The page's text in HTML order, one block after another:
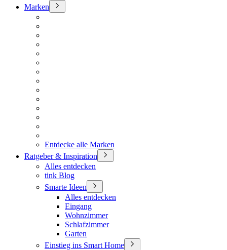
Marken
Entdecke alle Marken
Ratgeber & Inspiration
Alles entdecken
tink Blog
Smarte Ideen
Alles entdecken
Eingang
Wohnzimmer
Schlafzimmer
Garten
Einstieg ins Smart Home